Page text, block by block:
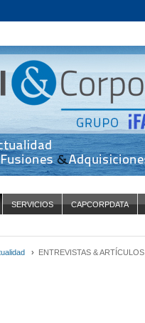
SERVICIOS CAPCORPDATA
› ENTREVISTAS & ARTÍCULOS